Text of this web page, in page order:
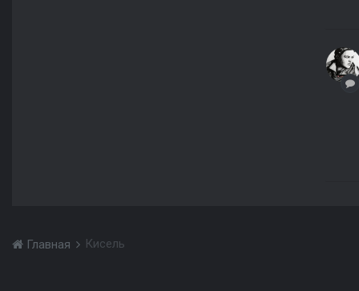
Главная Кисель